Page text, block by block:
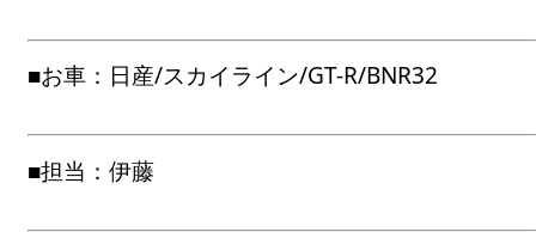
■お車：日産/スカイライン/GT-R/BNR32
■担当：伊藤